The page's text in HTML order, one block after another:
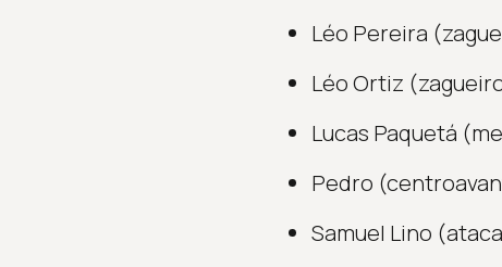
Léo Pereira
Léo Ortiz
Lucas Paquetá
Pedro
Samuel Lino